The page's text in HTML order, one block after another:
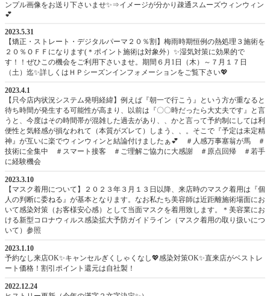
ンプル画像をお送り下さいませ✨⇒イメージが分かり疎通スムーズウィンウィン
💕
2023.5.31
【矯正・ストレート・デジタルパーマ２０％割】梅雨時期恒例の熱処理３施術を
２０％ＯＦＦになります(＊ポイント施術は対象外）✨湿気対策に効果的で
す！！ぜひこの機会をご利用下さいませ。期間６月1日（木）～７月１７日
（土）迄✨詳しくはＨＰシーズンインフォメーションをご覧下さい💖
2023.4.1
【只今店内状況システム発明経緯】例えば『朝一で行こう』という方が重なると
待ち時間が発生する可能性が高まり、以前は『〇〇時だったら大丈夫です』と言
うと、今度はその時間帯が混雑した過去があり、、かと言って予約制にしては利
便性と気軽感が損なわれて（本質がズレて）しまう、、。そこで『予定は未定精
神』が互いに楽でウィンウィンと結論付けましたぁ💕 ＃人感万事塞翁が馬 ＃
技術に全集中 ＃スマート接客 ＃ご理解ご協力に大感謝 ＃原点回帰 ＃若手
に経験機会
2023.3.10
【マスク着用について】２０２３年３月１３日以降、来店時のマスク着用は『個
人の判断に委ねる』が基本となります。なお私たち美容師は近距離施術場面にお
いて感染対策（お客様安心感）として当面マスクを着用致します。＊美容業にお
ける新型コロナウィルス感染拡大予防ガイドライン（マスク着用の取り扱いにつ
いて）参照
2023.1.10
予約なし来店OK✨キャンセルぎくしゃくなし💖感染対策OK✨直来店がベストレ
ート価格！割引ポイント還元は自社製！
2022.12.24